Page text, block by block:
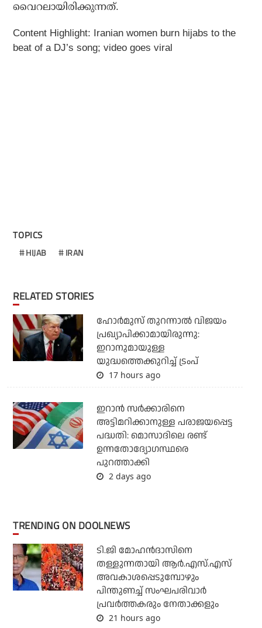
വൈറലായിരിക്കുന്നത്.
Content Highlight: Iranian women burn hijabs to the
beat of a DJ’s song; video goes viral
TOPICS
HIJAB IRAN
RELATED STORIES
ഹോര്‍മുസ് തുറന്നാല്‍ വിജയം
പ്രഖ്യാപിക്കാമായിരുന്നു:
ഇറാനുമായുള്ള
യുദ്ധത്തെക്കുറിച്ച് ട്രംപ്
17 hours ago
ഇറാന്‍ സര്‍ക്കാരിനെ
അട്ടിമറിക്കാനുള്ള പരാജയപ്പെട്ട
പദ്ധതി: മൊസാദിലെ രണ്ട്
ഉന്നതോദ്യോഗസ്ഥരെ
പുറത്താക്കി
2 days ago
TRENDING ON DOOLNEWS
ടി.ജി മോഹന്‍ദാസിനെ
തള്ളുന്നതായി ആര്‍.എസ്.എസ്
അവകാശപ്പെടുമ്പോഴും
പിന്തുണച്ച് സംഘപരിവാര്‍
പ്രവര്‍ത്തകരും നേതാക്കളും
21 hours ago